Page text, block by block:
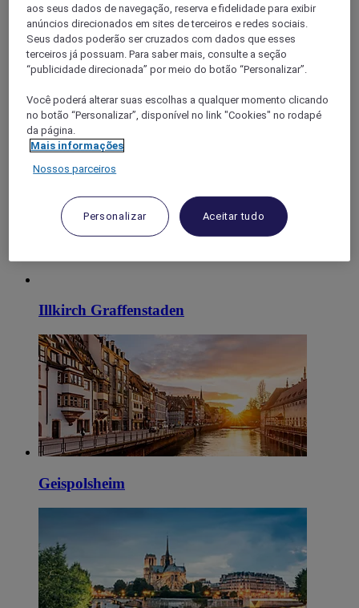
Estrasburgo
Illkirch Graffenstaden
Geispolsheim
aos seus dados de navegação, reserva e fidelidade para exibir
anúncios direcionados em sites de terceiros e redes sociais.
Seus dados poderão ser cruzados com dados que esses
terceiros já possuam. Para saber mais, consulte a seção
“publicidade direcionada” por meio do botão “Personalizar”.
Você poderá alterar suas escolhas a qualquer momento clicando
no botão “Personalizar”, disponível no link "Cookies" no rodapé
da página.
Mais informações
Nossos parceiros
Personalizar Aceitar tudo